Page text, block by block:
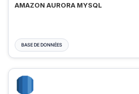
AMAZON AURORA MYSQL
BASE DE DONNÉES